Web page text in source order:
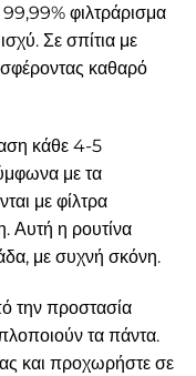
99,99% φιλτράρισμα
Σε σπίτια με
καθαρό
κάθε 4-5
με τα
με φίλτρα
Αυτή η ρουτίνα
με συχνή σκόνη.
την προστασία
τα πάντα.
και προχωρήστε σε